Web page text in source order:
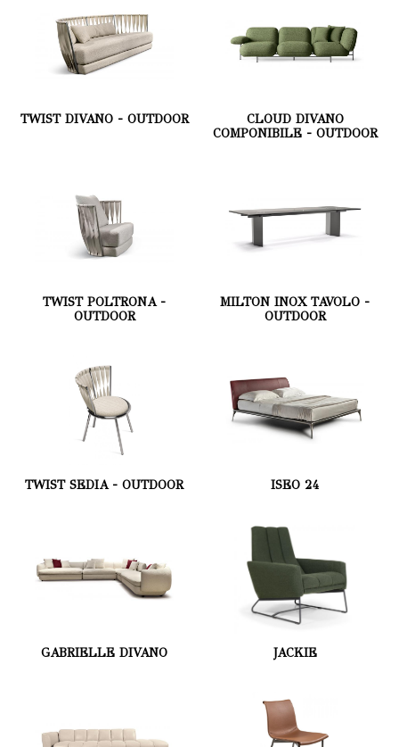
TWIST DIVANO - OUTDOOR
CLOUD DIVANO
COMPONIBILE - OUTDOOR
TWIST POLTRONA -
OUTDOOR
MILTON INOX TAVOLO -
OUTDOOR
TWIST SEDIA - OUTDOOR ISEO 24
GABRIELLE DIVANO JACKIE